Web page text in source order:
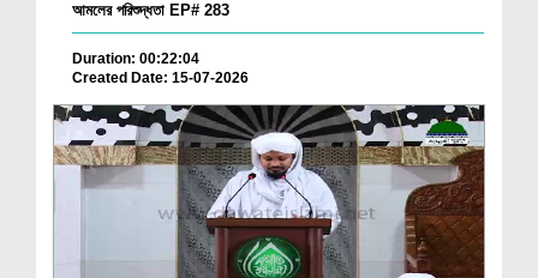
আমলের পরিশুদ্ধতা EP# 283
Duration: 00:22:04
Created Date: 15-07-2026